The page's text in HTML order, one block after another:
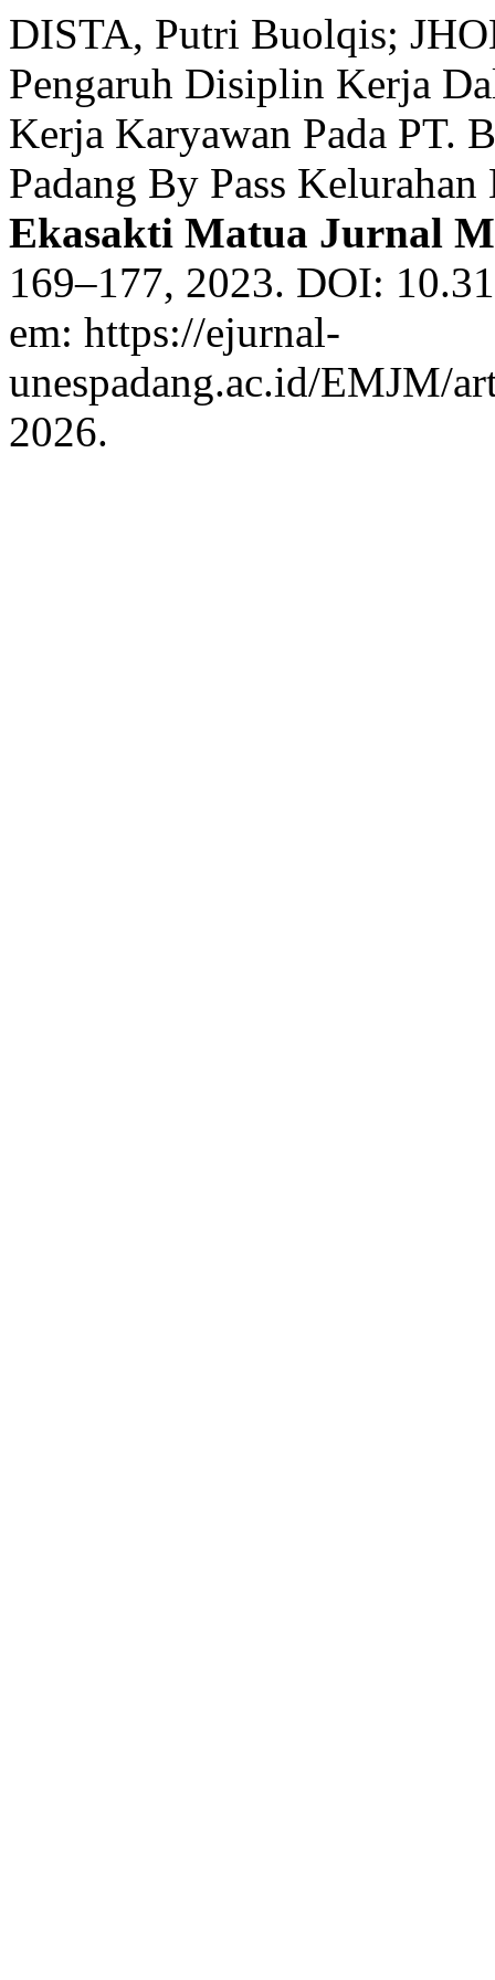
DISTA, Putri Buolqis;
Pengaruh Disiplin Kerja
Kerja Karyawan Pada PT.
Padang By Pass
Ekasakti Matua Jurnal
169–177, 2023. DOI:
em: https://ejurnal-
unespadang.ac.id/EMJM/
2026.